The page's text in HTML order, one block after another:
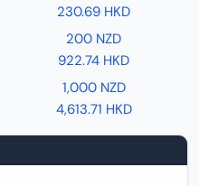
230.69 HKD
200 NZD
922.74 HKD
1,000 NZD
4,613.71 HKD